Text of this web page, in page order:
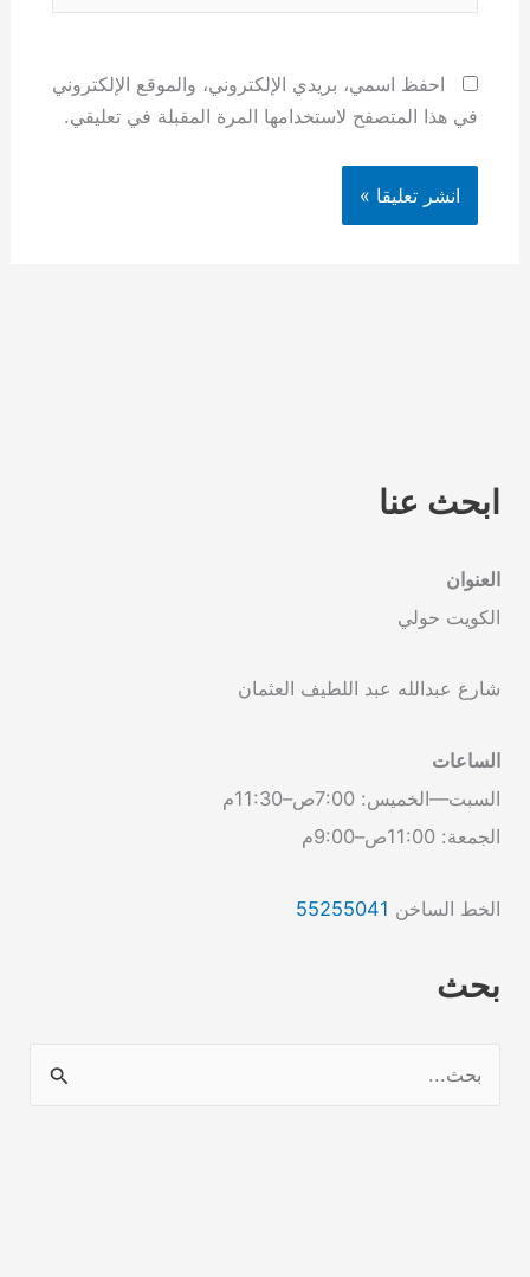
احفظ اسمي، بريدي الإلكتروني، والموقع الإلكتروني
في هذا المتصفح لاستخدامها المرة المقبلة في تعليقي.
ابحث عنا
العنوان
الكويت حولي
شارع عبدالله عبد اللطيف العثمان
الساعات
السبت—الخميس: 7:00ص–11:30م
الجمعة: 11:00ص–9:00م
الخط الساخن 55255041
بحث